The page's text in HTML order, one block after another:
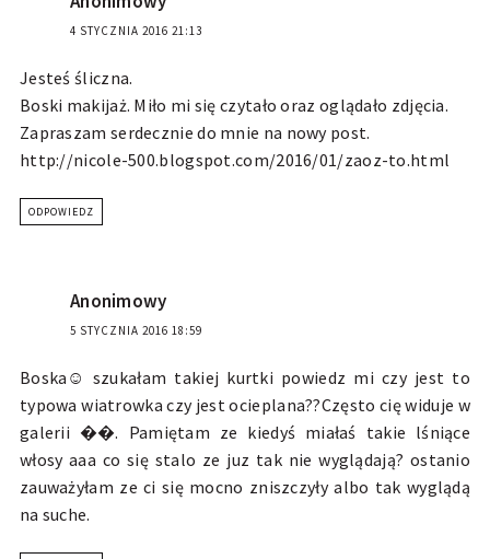
4 STYCZNIA 2016 21:13
Jesteś śliczna.
Boski makijaż. Miło mi się czytało oraz oglądało zdjęcia.
Zapraszam serdecznie do mnie na nowy post.
http://nicole-500.blogspot.com/2016/01/zaoz-to.html
ODPOWIEDZ
Anonimowy
5 STYCZNIA 2016 18:59
Boska☺ szukałam takiej kurtki powiedz mi czy jest to
typowa wiatrowka czy jest ocieplana??Często cię widuje w
galerii ��. Pamiętam ze kiedyś miałaś takie lśniące
włosy aaa co się stalo ze juz tak nie wyglądają? ostanio
zauważyłam ze ci się mocno zniszczyły albo tak wyglądą
na suche.